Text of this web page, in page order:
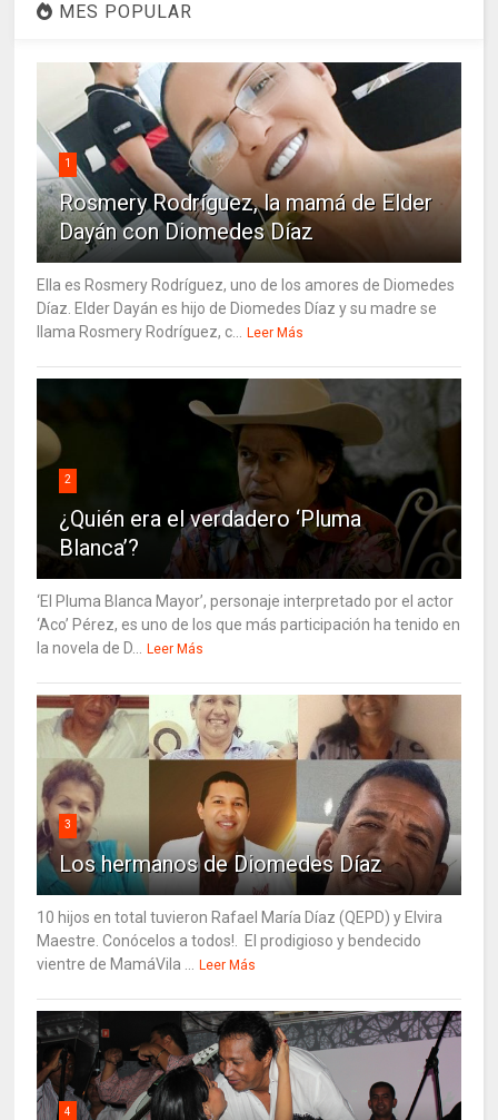
MES POPULAR
1
Rosmery Rodríguez, la mamá de Elder
Dayán con Diomedes Díaz
Ella es Rosmery Rodríguez, uno de los amores de Diomedes
Díaz. Elder Dayán es hijo de Diomedes Díaz y su madre se
llama Rosmery Rodríguez, c... Leer Más
2
¿Quién era el verdadero ‘Pluma
Blanca’?
‘El Pluma Blanca Mayor’, personaje interpretado por el actor
‘Aco’ Pérez, es uno de los que más participación ha tenido en
la novela de D... Leer Más
3
Los hermanos de Diomedes Díaz
10 hijos en total tuvieron Rafael María Díaz (QEPD) y Elvira
Maestre. Conócelos a todos!. El prodigioso y bendecido
vientre de MamáVila ... Leer Más
4